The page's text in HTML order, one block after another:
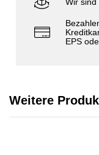
Wir
EPS
Weitere